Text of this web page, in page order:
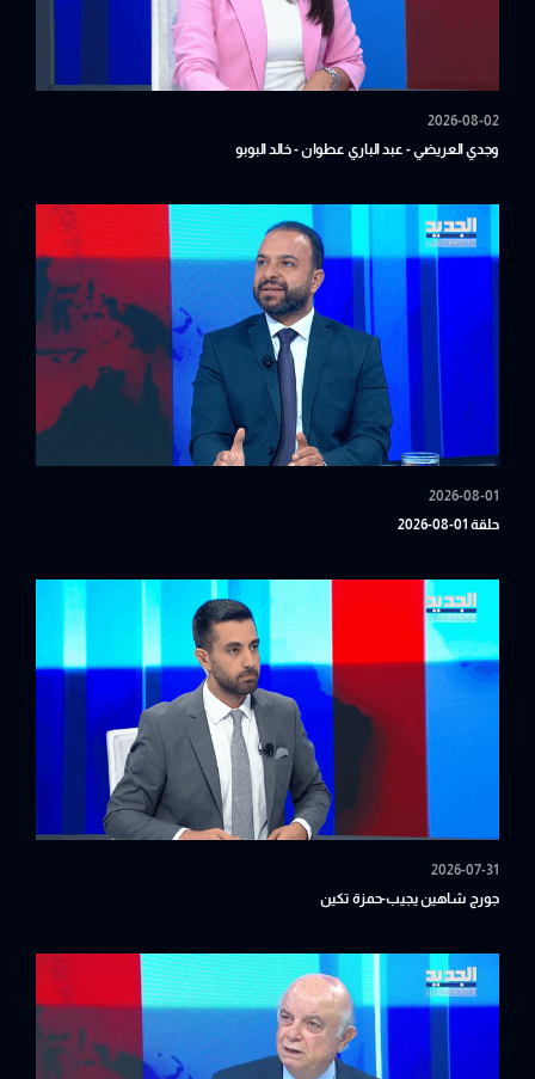
2026-08-02
وجدي العريضي - عبد الباري عطوان - خالد البوبو
2026-08-01
حلقة 01-08-2026
2026-07-31
جورج شاهين يجيب-حمزة تكين